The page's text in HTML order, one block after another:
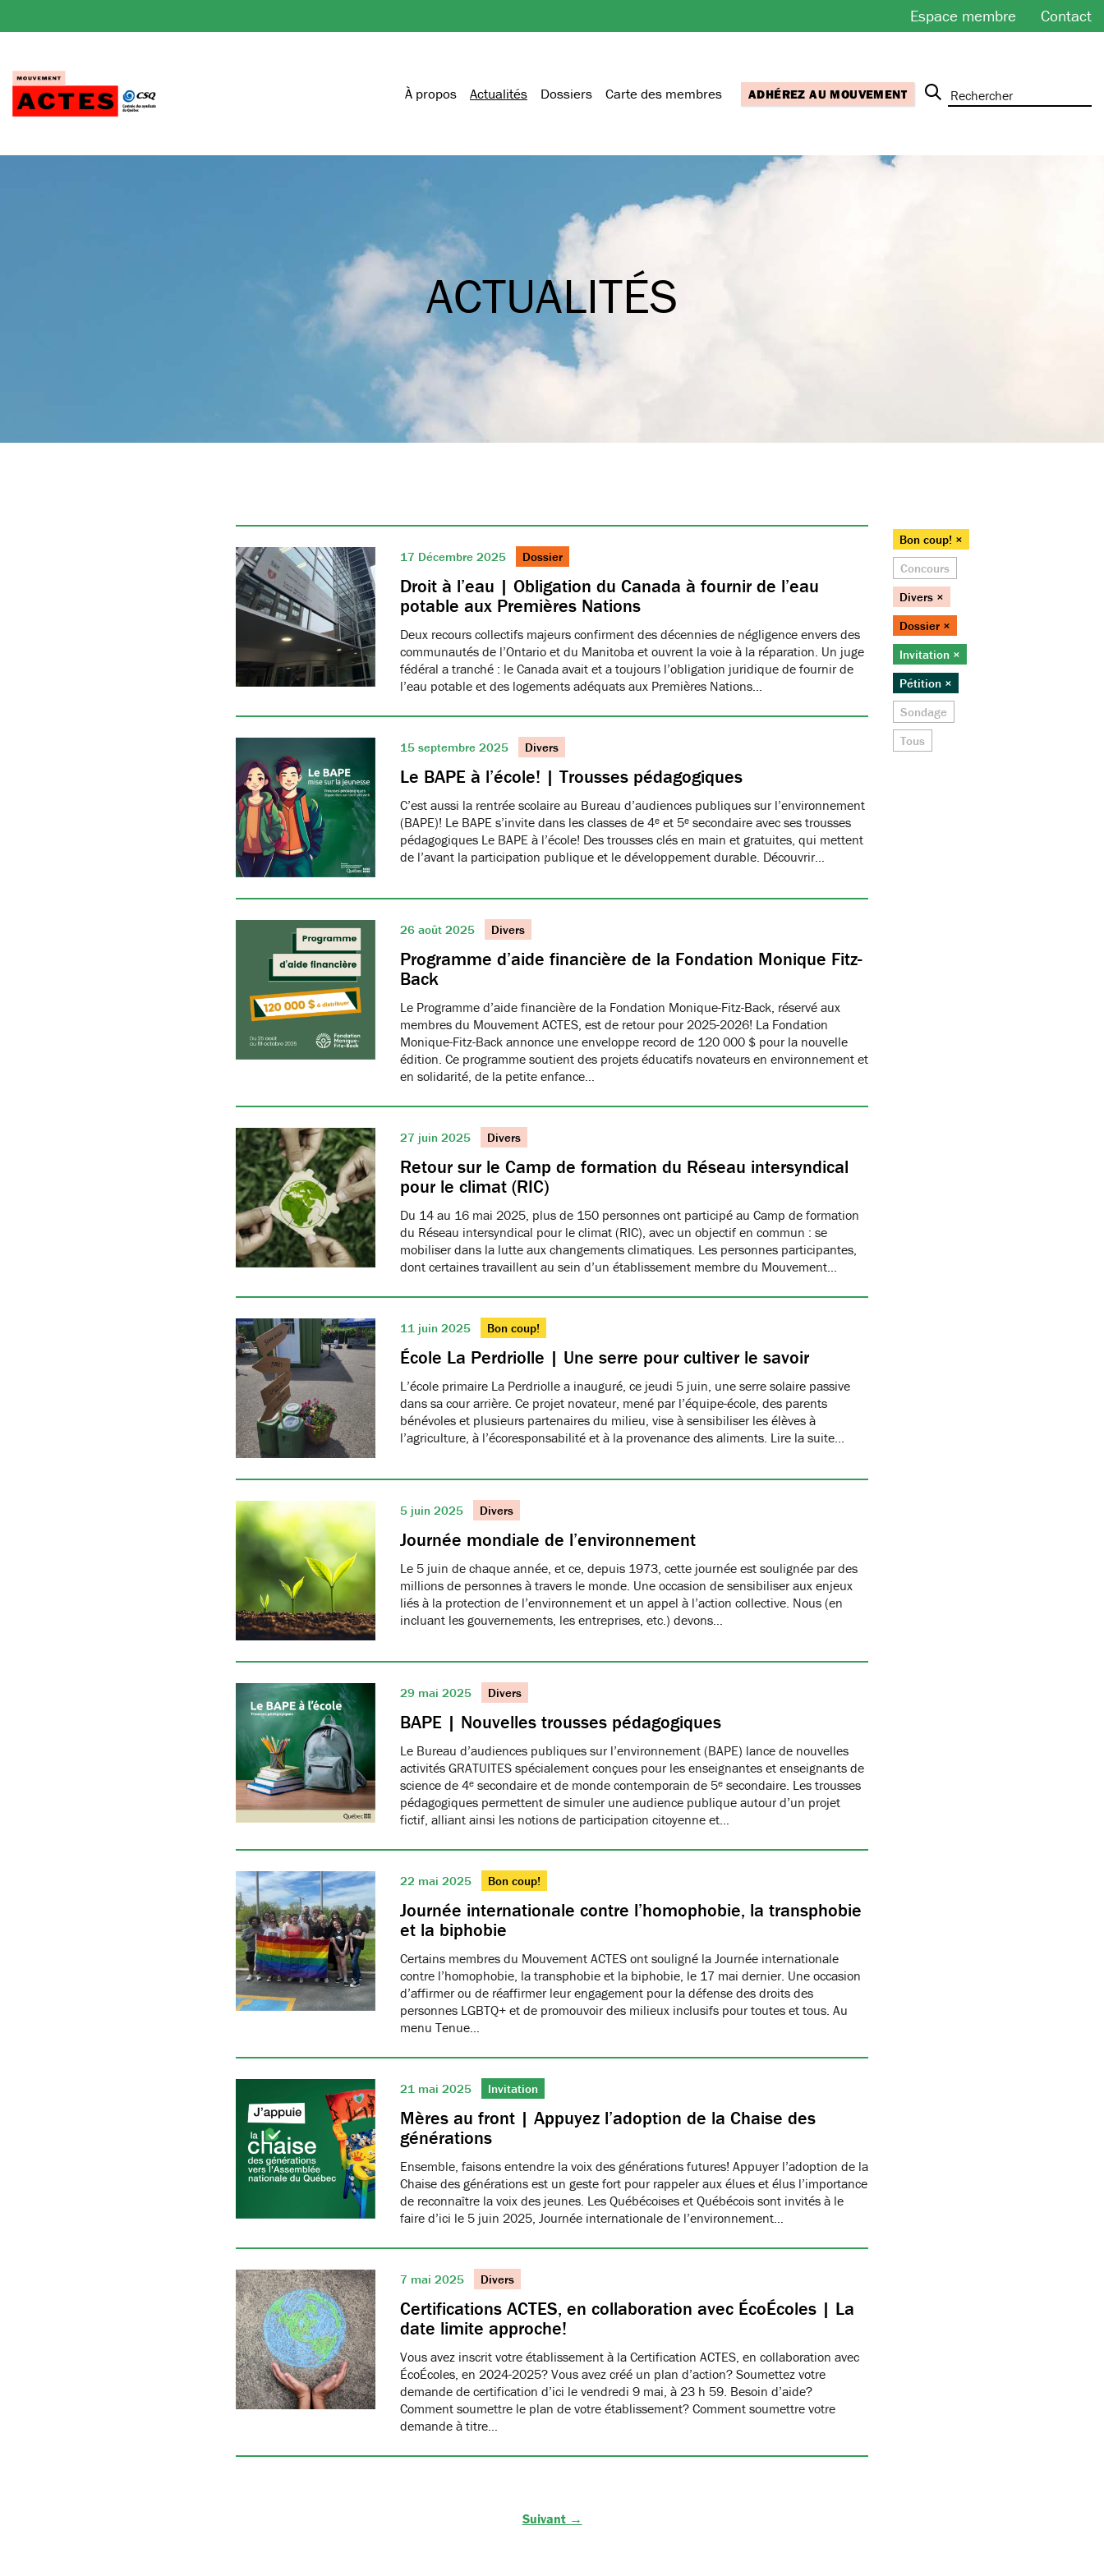
au
Espace membre Contact
À propos Actualités Dossiers Carte des membres ADHÉREZ AU MOUVEMENT
ACTUALITÉS
17 Décembre 2025 Dossier
Droit à l’eau | Obligation du Canada à fournir de l’eau
potable aux Premières Nations
Deux recours collectifs majeurs confirment des décennies de négligence envers des
communautés de l’Ontario et du Manitoba et ouvrent la voie à la réparation. Un juge
fédéral a tranché : le Canada avait et a toujours l’obligation juridique de fournir de
l’eau potable et des logements adéquats aux Premières Nations…
15 septembre 2025 Divers
Le BAPE à l’école! | Trousses pédagogiques
C’est aussi la rentrée scolaire au Bureau d’audiences publiques sur l’environnement
(BAPE)! Le BAPE s’invite dans les classes de 4ᵉ et 5ᵉ secondaire avec ses trousses
pédagogiques Le BAPE à l’école! Des trousses clés en main et gratuites, qui mettent
de l’avant la participation publique et le développement durable. Découvrir…
26 août 2025 Divers
Programme d’aide financière de la Fondation Monique Fitz-
Back
Le Programme d’aide financière de la Fondation Monique-Fitz-Back, réservé aux
membres du Mouvement ACTES, est de retour pour 2025-2026! La Fondation
Monique-Fitz-Back annonce une enveloppe record de 120 000 $ pour la nouvelle
édition. Ce programme soutient des projets éducatifs novateurs en environnement et
en solidarité, de la petite enfance…
27 juin 2025 Divers
Retour sur le Camp de formation du Réseau intersyndical
pour le climat (RIC)
Du 14 au 16 mai 2025, plus de 150 personnes ont participé au Camp de formation
du Réseau intersyndical pour le climat (RIC), avec un objectif en commun : se
mobiliser dans la lutte aux changements climatiques. Les personnes participantes,
dont certaines travaillent au sein d’un établissement membre du Mouvement…
11 juin 2025 Bon coup!
École La Perdriolle | Une serre pour cultiver le savoir
L’école primaire La Perdriolle a inauguré, ce jeudi 5 juin, une serre solaire passive
dans sa cour arrière. Ce projet novateur, mené par l’équipe-école, des parents
bénévoles et plusieurs partenaires du milieu, vise à sensibiliser les élèves à
l’agriculture, à l’écoresponsabilité et à la provenance des aliments. Lire la suite…
5 juin 2025 Divers
Journée mondiale de l’environnement
Le 5 juin de chaque année, et ce, depuis 1973, cette journée est soulignée par des
millions de personnes à travers le monde. Une occasion de sensibiliser aux enjeux
liés à la protection de l’environnement et un appel à l’action collective. Nous (en
incluant les gouvernements, les entreprises, etc.) devons…
29 mai 2025 Divers
BAPE | Nouvelles trousses pédagogiques
Le Bureau d’audiences publiques sur l’environnement (BAPE) lance de nouvelles
activités GRATUITES spécialement conçues pour les enseignantes et enseignants de
science de 4ᵉ secondaire et de monde contemporain de 5ᵉ secondaire. Les trousses
pédagogiques permettent de simuler une audience publique autour d’un projet
fictif, alliant ainsi les notions de participation citoyenne et…
22 mai 2025 Bon coup!
Journée internationale contre l’homophobie, la transphobie
et la biphobie
Certains membres du Mouvement ACTES ont souligné la Journée internationale
contre l’homophobie, la transphobie et la biphobie, le 17 mai dernier. Une occasion
d’affirmer ou de réaffirmer leur engagement pour la défense des droits des
personnes LGBTQ+ et de promouvoir des milieux inclusifs pour toutes et tous. Au
menu Tenue…
21 mai 2025 Invitation
Mères au front | Appuyez l’adoption de la Chaise des
générations
Ensemble, faisons entendre la voix des générations futures! Appuyer l’adoption de la
Chaise des générations est un geste fort pour rappeler aux élues et élus l’importance
de reconnaître la voix des jeunes. Les Québécoises et Québécois sont invités à le
faire d’ici le 5 juin 2025, Journée internationale de l’environnement…
7 mai 2025 Divers
Certifications ACTES, en collaboration avec ÉcoÉcoles | La
date limite approche!
Vous avez inscrit votre établissement à la Certification ACTES, en collaboration avec
ÉcoÉcoles, en 2024-2025? Vous avez créé un plan d’action? Soumettez votre
demande de certification d’ici le vendredi 9 mai, à 23 h 59. Besoin d’aide?
Comment soumettre le plan de votre établissement? Comment soumettre votre
demande à titre…
Bon coup! ×
Concours
Divers ×
Dossier ×
Invitation ×
Pétition ×
Sondage
Tous
Suivant →